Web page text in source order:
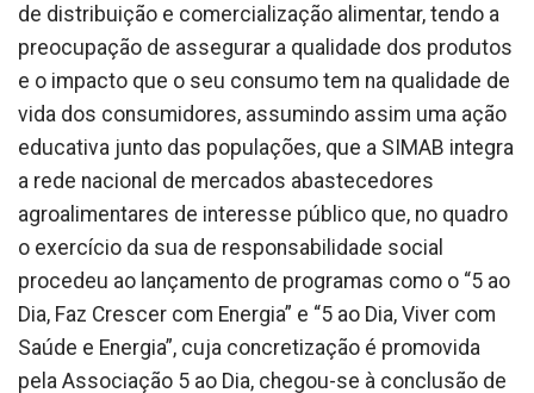
de distribuição e comercialização alimentar, tendo a
preocupação de assegurar a qualidade dos produtos
e o impacto que o seu consumo tem na qualidade de
vida dos consumidores, assumindo assim uma ação
educativa junto das populações, que a SIMAB integra
a rede nacional de mercados abastecedores
agroalimentares de interesse público que, no quadro
o exercício da sua de responsabilidade social
procedeu ao lançamento de programas como o “5 ao
Dia, Faz Crescer com Energia” e “5 ao Dia, Viver com
Saúde e Energia”, cuja concretização é promovida
pela Associação 5 ao Dia, chegou-se à conclusão de